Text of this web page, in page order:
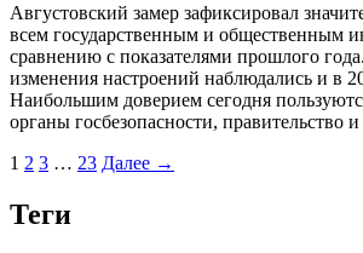
Августовский замер зафиксировал
всем государственным и общественным
сравнению с показателями прошлого
изменения настроений наблюдались и в
Наибольшим доверием сегодня
органы госбезопасности, правительство и
1 2 3 … 23 Далее →
Теги